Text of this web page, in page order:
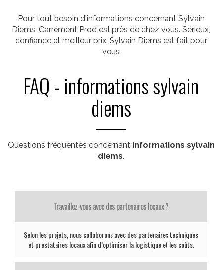
Pour tout besoin d'informations concernant Sylvain
Diems, Carrément Prod est près de chez vous. Sérieux,
confiance et meilleur prix. Sylvain Diems est fait pour
vous
FAQ - informations sylvain
diems
Questions fréquentes concernant informations sylvain
diems.
Travaillez-vous avec des partenaires locaux ?
Selon les projets, nous collaborons avec des partenaires techniques
et prestataires locaux afin d’optimiser la logistique et les coûts.